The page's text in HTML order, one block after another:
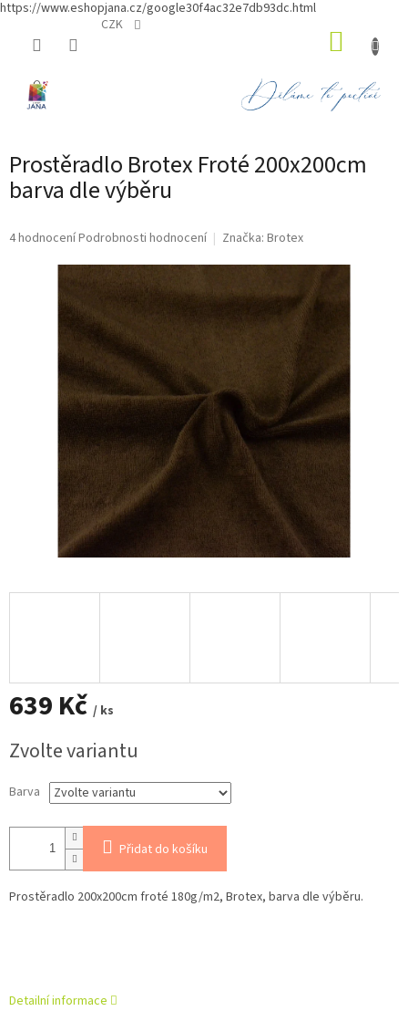
https://www.eshopjana.cz/google30f4ac32e7db93dc.html
CZK
Prostěradlo Brotex Froté 200x200cm
barva dle výběru
Průměrné
hvězdiček.
4 hodnoceníPodrobnosti hodnocení Značka: Brotex
639 Kč / ks
cena:
Zvolte variantu
Barva
Přidat do košíku
Prostěradlo 200x200cm froté 180g/m2, Brotex, barva dle výběru.
Detailní informace